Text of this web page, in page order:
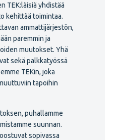
TEK:läisiä yhdistää
kehittää toimintaa.
ammattijärjestön,
paremmin ja
muutokset. Yhä
sekä palkkatyössä
TEKin, joka
tapoihin
puhallamme
suunnan.
sopivassa